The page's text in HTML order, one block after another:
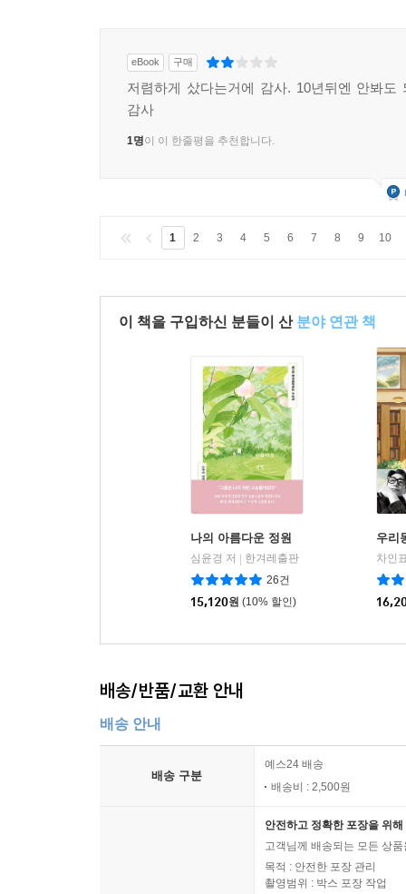
eBook 구매
저렴하게 샀다는거에 감사. 10년뒤엔 안봐도
감사
1명이 이 한줄평을 추천합니다.
1 2 3 4 5 6 7 8 9 10
이 책을 구입하신 분들이 산 분야 연관 책
나의 아름다운 정원
심윤경 저
한겨레출판
26건
15,120원 (10% 할인)
우리
차인
배송/반품/교환 안내
배송 안내
배송 구분
예스24 배송
배송비 : 2,500원
안전하고 정확한 포장을 위
고객님께 배송되는 모든 상
목적 : 안전한 포장 관리
촬영범위 : 박스 포장 작업